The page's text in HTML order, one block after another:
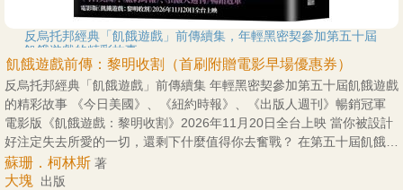
反烏托邦經典「飢餓遊戲」前傳續集，年輕黑密契參加第五十屆
飢餓遊戲的精彩故事
飢餓遊戲前傳：黎明收割（首刷附贈電影早場優惠券）
反烏托邦經典「飢餓遊戲」前傳續集 年輕黑密契參加第五十屆飢餓遊戲
的精彩故事 《今日美國》、《紐約時報》、《出版人週刊》暢銷冠軍
電影版《飢餓遊戲：黎明收割》2026年11月20日全台上映 當你被設計
好注定失去所愛的一切，還剩下什麼值得你去奮戰？ 在第五十屆飢餓遊
戲的黎明來臨之際，恐懼籠罩著施惠國的各個行政區。今年是第二屆
「大旬祭」，將從每個行政區帶走比往年多一倍的貢品。 第十二區，黑
蘇珊．柯林斯 著
大塊 出版